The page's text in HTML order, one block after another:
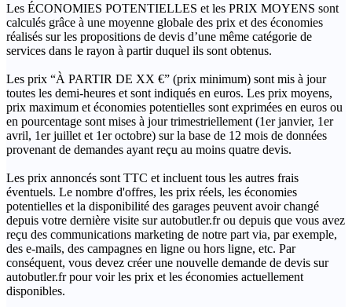
Les ÉCONOMIES POTENTIELLES et les PRIX MOYENS sont
calculés grâce à une moyenne globale des prix et des économies
réalisés sur les propositions de devis d’une même catégorie de
services dans le rayon à partir duquel ils sont obtenus.
Les prix “À PARTIR DE XX €” (prix minimum) sont mis à jour
toutes les demi-heures et sont indiqués en euros. Les prix moyens,
prix maximum et économies potentielles sont exprimées en euros ou
en pourcentage sont mises à jour trimestriellement (1er janvier, 1er
avril, 1er juillet et 1er octobre) sur la base de 12 mois de données
provenant de demandes ayant reçu au moins quatre devis.
Les prix annoncés sont TTC et incluent tous les autres frais
éventuels. Le nombre d'offres, les prix réels, les économies
potentielles et la disponibilité des garages peuvent avoir changé
depuis votre dernière visite sur autobutler.fr ou depuis que vous avez
reçu des communications marketing de notre part via, par exemple,
des e-mails, des campagnes en ligne ou hors ligne, etc. Par
conséquent, vous devez créer une nouvelle demande de devis sur
autobutler.fr pour voir les prix et les économies actuellement
disponibles.